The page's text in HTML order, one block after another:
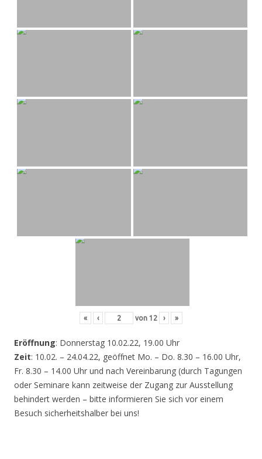
« ‹ von 12 › »
Eröffnung: Donnerstag 10.02.22, 19.00 Uhr
Zeit: 10.02. – 24.04.22, geöffnet Mo. – Do. 8.30 – 16.00 Uhr,
Fr. 8.30 – 14.00 Uhr und nach Vereinbarung (durch Tagungen
oder Seminare kann zeitweise der Zugang zur Ausstellung
behindert werden – bitte informieren Sie sich vor einem
Besuch sicherheitshalber bei uns!